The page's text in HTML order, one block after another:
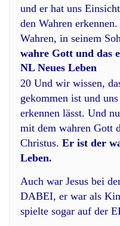
und er hat uns
den Wahren
Wahren, in seinem
wahre Gott und das
NL Neues Leben
20 Und wir wissen,
gekommen ist und
erkennen lässt. Und
mit dem wahren Gott
Christus. Er ist der
Leben.
Auch war Jesus bei
DABEI, er war als
spielte sogar auf der